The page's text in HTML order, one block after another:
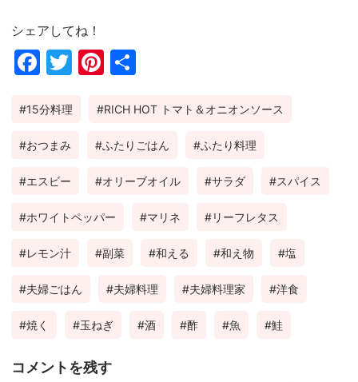
シェアしてね！
Fac
ok
Twi
Pin
est
15分料理 RICH HOT トマト＆オニオンソース
おつまみ ふたりごはん ふたり料理
エスビー オリーブオイル サラダ スパイス
ホワイトペッパー マリネ リーフレタス
レモン汁 副菜 和える 和え物 塩
夫婦ごはん 夫婦料理 夫婦料理家 洋食
焼く 玉ねぎ 酒 酢 魚 鮭
コメントを残す